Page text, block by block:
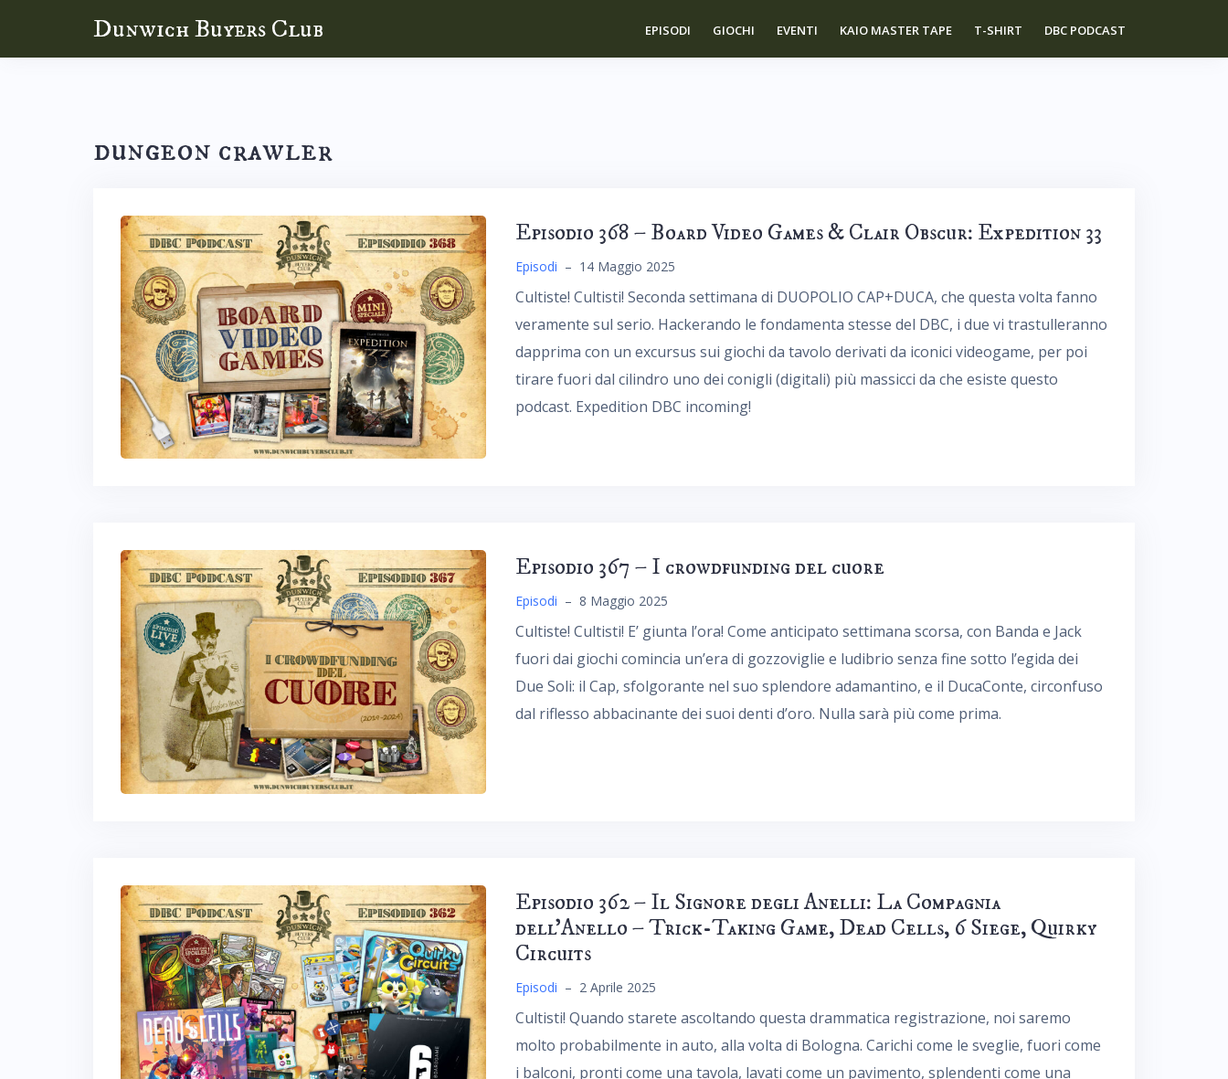
Dunwich Buyers Club EPISODI GIOCHI EVENTI KAIO MASTER TAPE T-SHIRT DBC PODCAST
dungeon crawler
Episodio 368 – Board Video Games & Clair Obscur: Expedition 33
Episodi – 14 Maggio 2025
Cultiste! Cultisti! Seconda settimana di DUOPOLIO CAP+DUCA, che questa volta fanno
veramente sul serio. Hackerando le fondamenta stesse del DBC, i due vi trastulleranno
dapprima con un excursus sui giochi da tavolo derivati da iconici videogame, per poi
tirare fuori dal cilindro uno dei conigli (digitali) più massicci da che esiste questo
podcast. Expedition DBC incoming!
Episodio 367 – I crowdfunding del cuore
Episodi – 8 Maggio 2025
Cultiste! Cultisti! E’ giunta l’ora! Come anticipato settimana scorsa, con Banda e Jack
fuori dai giochi comincia un’era di gozzoviglie e ludibrio senza fine sotto l’egida dei
Due Soli: il Cap, sfolgorante nel suo splendore adamantino, e il DucaConte, circonfuso
dal riflesso abbacinante dei suoi denti d’oro. Nulla sarà più come prima.
Episodio 362 – Il Signore degli Anelli: La Compagnia
dell’Anello – Trick-Taking Game, Dead Cells, 6 Siege, Quirky
Circuits
Episodi – 2 Aprile 2025
Cultisti! Quando starete ascoltando questa drammatica registrazione, noi saremo
molto probabilmente in auto, alla volta di Bologna. Carichi come le sveglie, fuori come
i balconi, pronti come una tavola, lavati come un pavimento, splendenti come una